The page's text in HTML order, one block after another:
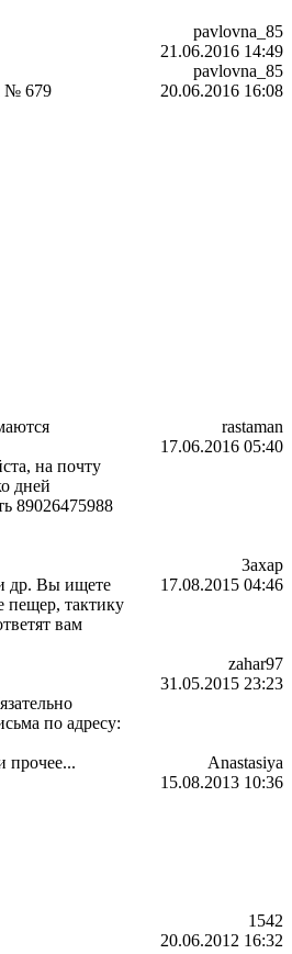
pavlovna_85
21.06.2016 14:49
№ 679
pavlovna_85
20.06.2016 16:08
на почту
дней
89026475988
rastaman
17.06.2016 05:40
др. Вы ищете
пещер, тактику
вам
3axap
17.08.2015 04:46
по адресу:
zahar97
31.05.2015 23:23
прочее...
Anastasiya
15.08.2013 10:36
1542
20.06.2012 16:32